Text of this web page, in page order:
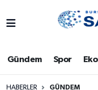
Gündem Spor
HABERLER GÜNDEM
Bursa
Dünya
Trafik Durumu
Süper Lig Puan